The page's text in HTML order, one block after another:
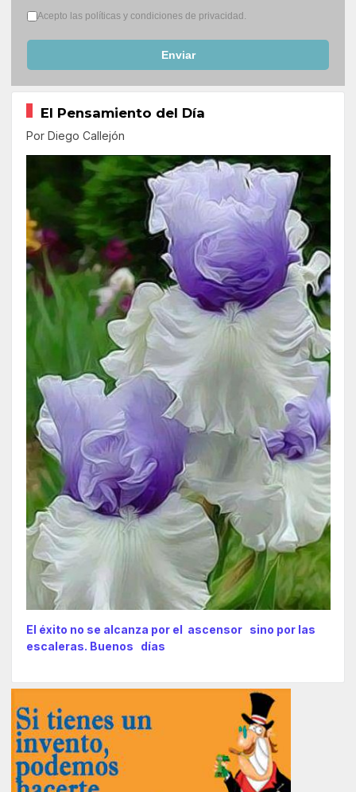
Términos del servicio*
Acepto las políticas y condiciones de privacidad.
Enviar
El Pensamiento del Día
Por Diego Callejón
El éxito no se alcanza por el ascensor sino por las
escaleras. Buenos días